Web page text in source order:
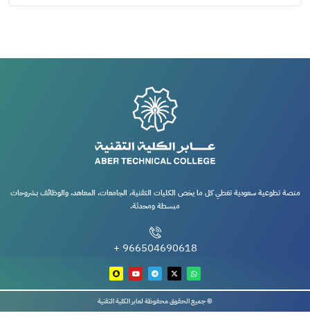
منصة تطوعية سعودية تغطي كل ما يخص الكليات التقنية، الجامعات، المعاهد، والوظائف بشروحات
مبسطة ومحدثة.
966504690618 +
© جميع الحقوق محفوظة لعابر الكلية التقنية